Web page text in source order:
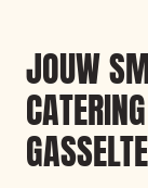
JOUW